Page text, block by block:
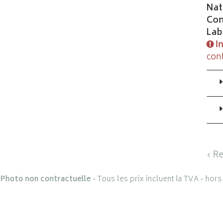
‹
Photo non contractuelle- Tous les prix incluent la TVA -